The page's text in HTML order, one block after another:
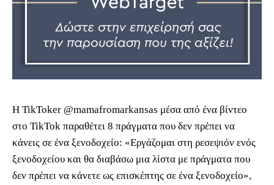
Η TikToker @mamafromarkansas μέσα από ένα βίντεο
στο TikTok παραθέτει 8 πράγματα που δεν πρέπει να
κάνεις σε ένα ξενοδοχείο: «Εργάζομαι στη ρεσεψιόν ενός
ξενοδοχείου και θα διαβάσω μια λίστα με πράγματα που
δεν πρέπει να κάνετε ως επισκέπτης σε ένα ξενοδοχείο»,